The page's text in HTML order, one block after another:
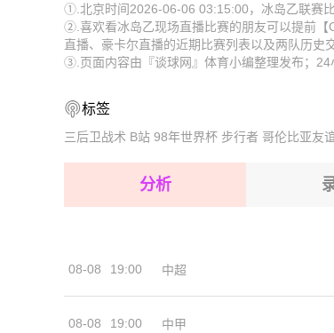
2026-08-16 【冰岛乙】 白色骑士VS
2026-08-16 【冰岛乙】 白色骑士VS
2026-08-16 【冰岛乙】 白色骑士VS
2026-08-16 【冰岛乙】 白色骑士VS
2026-08-16 【冰岛乙】 白色骑士VS
2026-08-16 【冰岛乙】 白色骑士VS
2026-08-16 【冰岛乙】 白色骑士VS
2026-08-16 【冰岛乙】 白色骑士VS
2026-08-16 【冰岛乙】 白色骑士VS
①.北京时间2026-06-06 03:15:00，冰岛乙联赛
②.喜欢看冰岛乙现场直播比赛的朋友可以提前【
直播、豪卡尔直播的近期比赛列表以及两队历史
③.页面内容由『谈球网』体育小编整理发布；24
标签
三后卫战术 B站 98年世界杯 步行者 哥伦比亚友
分析
08-08 19:00 中超
08-08 19:00 中甲